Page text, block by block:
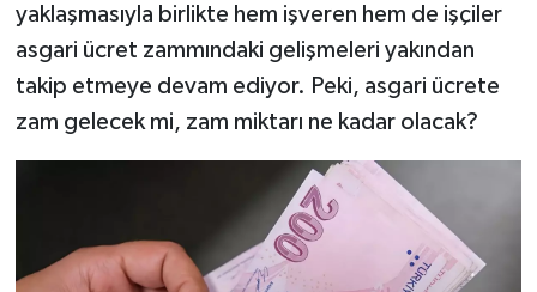
yaklaşmasıyla birlikte hem işveren hem de işçiler
asgari ücret zammındaki gelişmeleri yakından
takip etmeye devam ediyor. Peki, asgari ücrete
zam gelecek mi, zam miktarı ne kadar olacak?